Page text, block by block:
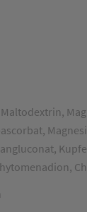
Maltodextrin,